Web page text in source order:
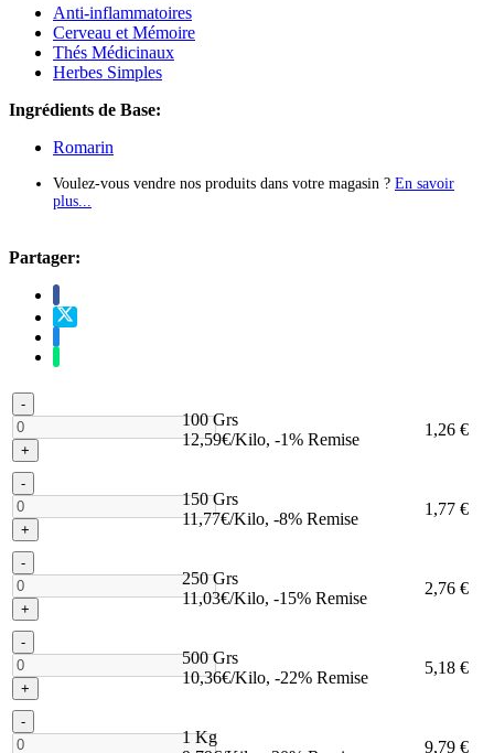
Anti-inflammatoires
Cerveau et Mémoire
Thés Médicinaux
Herbes Simples
Ingrédients de Base:
Romarin
Voulez-vous vendre nos produits dans votre magasin ? En savoir
plus...
Partager:
-
+
100 Grs
12,59€/Kilo, -1% Remise
1,26 €
-
+
150 Grs
11,77€/Kilo, -8% Remise
1,77 €
-
+
250 Grs
11,03€/Kilo, -15% Remise
2,76 €
-
+
500 Grs
10,36€/Kilo, -22% Remise
5,18 €
-
1 Kg
9,79 €